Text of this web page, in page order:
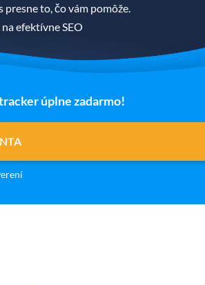
to, čo vám pomôže.
efektívne SEO
úplne zadarmo!